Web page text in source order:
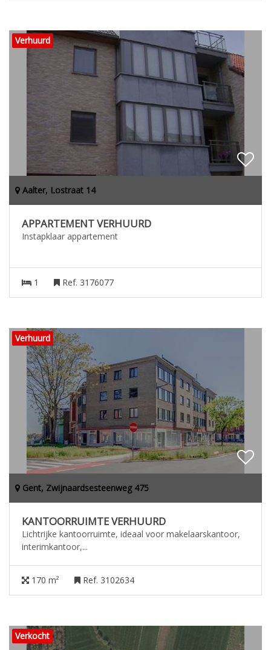
Verhuurd
Aalter, Lostraat 14
APPARTEMENT VERHUURD
Instapklaar appartement
1 Ref. 3176077
Verhuurd
Gent, Zwijnaardsesteenweg 475
KANTOORRUIMTE VERHUURD
Lichtrijke kantoorruimte, ideaal voor makelaarskantoor,
interimkantoor,...
170 m² Ref. 3102634
Verkocht